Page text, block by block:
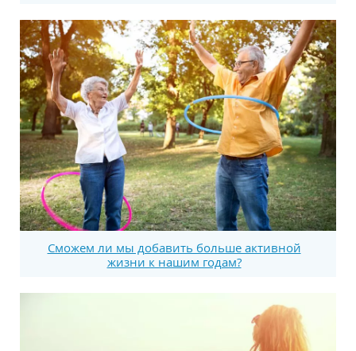
Сможем ли мы добавить больше активной
жизни к нашим годам?